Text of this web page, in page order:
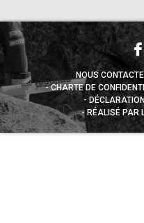
NOUS
CHARTE DE
RÉALISÉ PAR